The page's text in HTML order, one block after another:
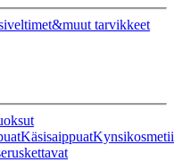
tarvikkeet
Käsisaippuat